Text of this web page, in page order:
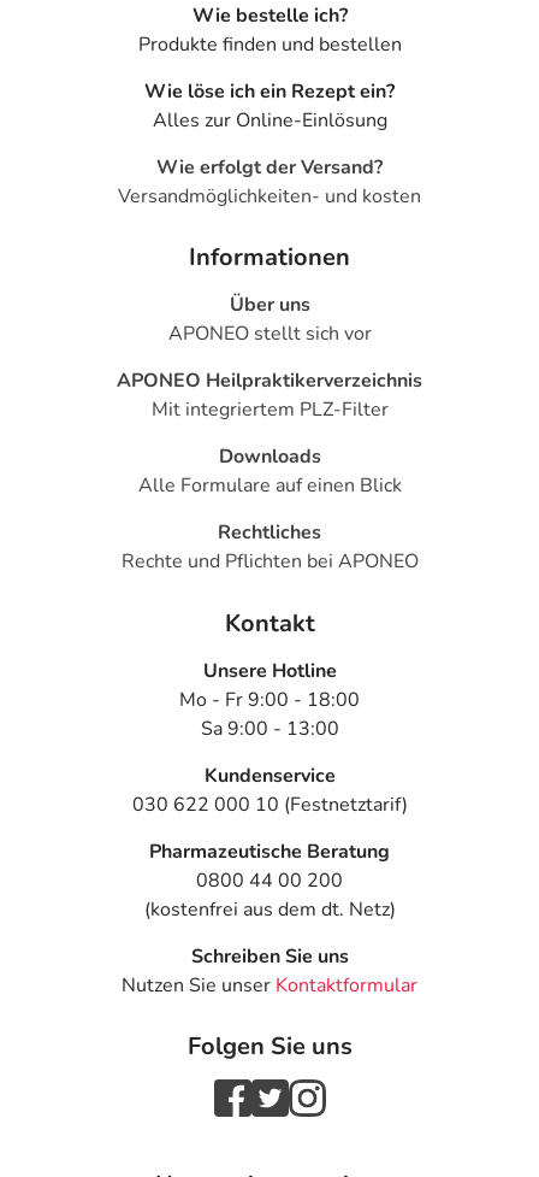
Wie bestelle ich?
Produkte finden und bestellen
Wie löse ich ein Rezept ein?
Alles zur Online-Einlösung
Wie erfolgt der Versand?
Versandmöglichkeiten- und kosten
Informationen
Über uns
APONEO stellt sich vor
APONEO Heilpraktikerverzeichnis
Mit integriertem PLZ-Filter
Downloads
Alle Formulare auf einen Blick
Rechtliches
Rechte und Pflichten bei APONEO
Kontakt
Unsere Hotline
Mo - Fr 9:00 - 18:00
Sa 9:00 - 13:00
Kundenservice
030 622 000 10 (Festnetztarif)
Pharmazeutische Beratung
0800 44 00 200
(kostenfrei aus dem dt. Netz)
Schreiben Sie uns
Nutzen Sie unser Kontaktformular
Folgen Sie uns